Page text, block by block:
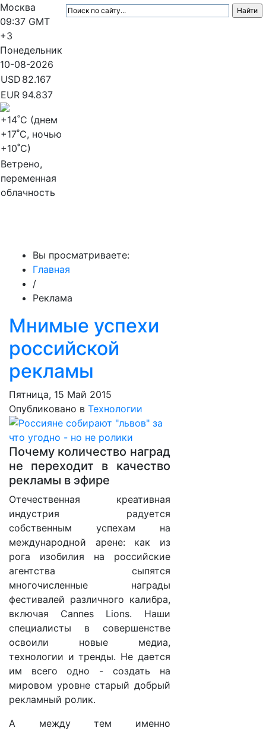
Москва
09:37 GMT
+3
Понедельник
10-08-2026
USD 82.167
EUR 94.837
+14˚C (днем
+17˚C, ночью
+10˚C)
Ветрено,
переменная
облачность
Вы просматриваете:
Главная
/
Реклама
Мнимые успехи
российской
рекламы
Пятница, 15 Май 2015
Опубликовано в Технологии
Почему количество наград
не переходит в качество
рекламы в эфире
Отечественная креативная
индустрия радуется
собственным успехам на
международной арене: как из
рога изобилия на российские
агентства сыпятся
многочисленные награды
фестивалей различного калибра,
включая Cannes Lions. Наши
специалисты в совершенстве
освоили новые медиа,
технологии и тренды. Не дается
им всего одно - создать на
мировом уровне старый добрый
рекламный ролик.
А между тем именно